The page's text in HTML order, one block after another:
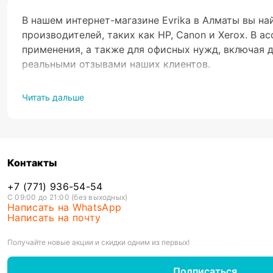
В нашем интернет-магазине Evrika в Алматы вы
производителей, таких как HP, Canon и Xerox. В
применения, а также для офисных нужд, включая
реальными отзывами наших клиентов.
Одним из ключевых преимуществ МФУ является
покупка отдельных устройств с аналогичными
устройство как стандартный копир без
Термин «многофункциональные принтеры»
отправки факсов, копирования. Главное
Читать дальше
Контакты
+7 (771) 936-54-54
С 09:00 до 21:00 (без выходных)
Написать на WhatsApp
Написать на почту
Получайте новые акции и скидки одним из первых!